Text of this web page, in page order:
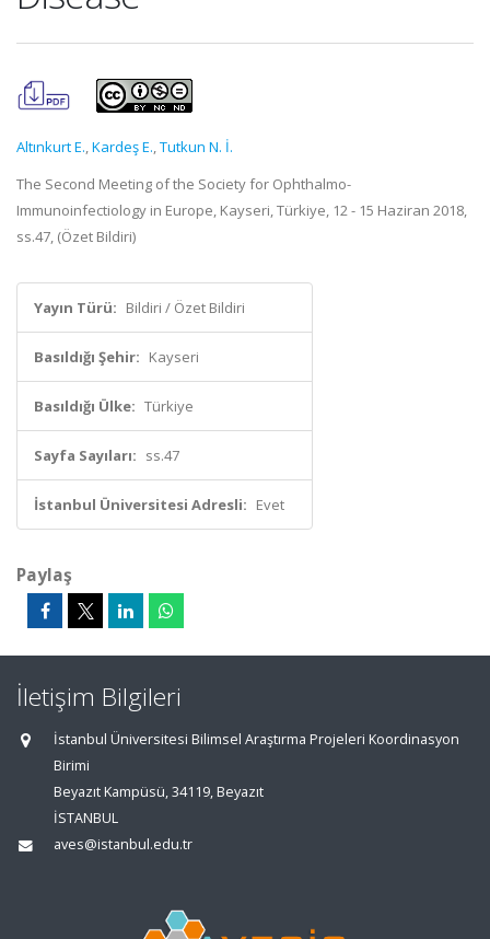
Altınkurt E.,Kardeş E.,Tutkun N. İ.
The Second Meeting of the Society for Ophthalmo-
Immunoinfectiology in Europe, Kayseri, Türkiye, 12 - 15 Haziran 2018,
ss.47, (Özet Bildiri)
Yayın Türü: Bildiri / Özet Bildiri
Basıldığı Şehir: Kayseri
Basıldığı Ülke: Türkiye
Sayfa Sayıları: ss.47
İstanbul Üniversitesi Adresli: Evet
Paylaş
İletişim Bilgileri
İstanbul Üniversitesi Bilimsel Araştırma Projeleri Koordinasyon
Birimi
Beyazıt Kampüsü, 34119, Beyazıt
İSTANBUL
aves@istanbul.edu.tr